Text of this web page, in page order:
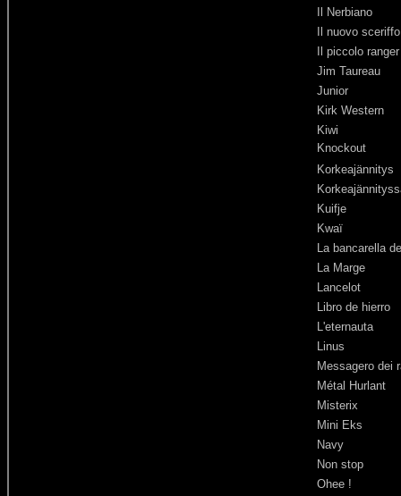
Il Nerbiano
Il nuovo sceriffo
Il piccolo ranger
Jim Taureau
Junior
Kirk Western
Kiwi
Knockout
Korkeajännitys
Kuifje
Kwaï
La bancarella
La Marge
Lancelot
Libro de hierro
L'eternauta
Linus
Messagero dei
Métal Hurlant
Misterix
Mini Eks
Navy
Non stop
Ohee !